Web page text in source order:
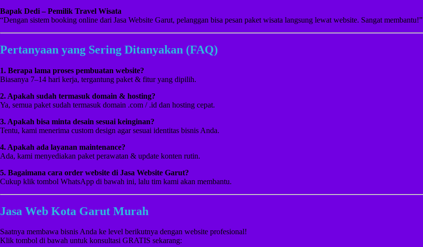
Bapak Dedi – Pemilik Travel Wisata
“Dengan sistem booking online dari Jasa Website Garut, pelanggan bisa pesan paket wisata langsung lewat website. Sangat membantu!”
Pertanyaan yang Sering Ditanyakan (FAQ)
1. Berapa lama proses pembuatan website?
Biasanya 7–14 hari kerja, tergantung paket & fitur yang dipilih.
2. Apakah sudah termasuk domain & hosting?
Ya, semua paket sudah termasuk domain .com / .id dan hosting cepat.
3. Apakah bisa minta desain sesuai keinginan?
Tentu, kami menerima custom design agar sesuai identitas bisnis Anda.
4. Apakah ada layanan maintenance?
Ada, kami menyediakan paket perawatan & update konten rutin.
5. Bagaimana cara order website di Jasa Website Garut?
Cukup klik tombol WhatsApp di bawah ini, lalu tim kami akan membantu.
Jasa Web Kota Garut Murah
Saatnya membawa bisnis Anda ke level berikutnya dengan website profesional!
Klik tombol di bawah untuk konsultasi GRATIS sekarang: